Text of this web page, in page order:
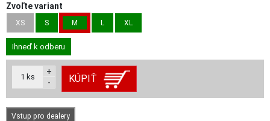
Zvoľte variant
XS S M L XL
Ihneď k odberu
1 ks
+
-
KÚPIŤ
Vstup pro dealery